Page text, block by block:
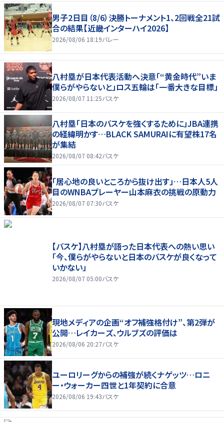
男子2日目（8/6）決勝トーナメント1、2回戦全21試
合の結果【近畿インターハイ2026】
2026/08/06 18:19バレー
八村塁が日本代表活動へ決意「“黄金時代”いま
僕らがやらないと」ロス五輪は「一番大きな目標」
2026/08/07 11:25バスケ
八村塁「日本のバスケを強くするために」JBA連携
の経緯明かす…BLACK SAMURAIに有望株17名
が集結
2026/08/07 08:42バスケ
「居心地の良いところから抜け出す」…日本人5人
目のWNBAプレーヤー山本麻衣の挑戦の原動力
2026/08/07 07:30バスケ
【バスケ】八村塁が語った日本代表への熱い思い
「今、僕らがやらないと日本のバスケが良くなって
いかない」
2026/08/07 05:00バスケ
現地メディアの企画“オフ補強格付け”、第2弾が
公開…レイカーズ、ウルブズの評価は
2026/08/06 20:27バスケ
ユーロリーグからの補強が続くナゲッツ…ロニ
ー・ウォーカー四世と1年契約に合意
2026/08/06 19:43バスケ